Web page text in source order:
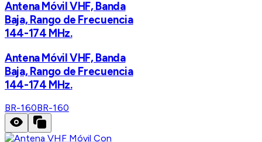
Antena Móvil VHF, Banda
Baja, Rango de Frecuencia
144-174 MHz.
Antena Móvil VHF, Banda
Baja, Rango de Frecuencia
144-174 MHz.
BR-160BR-160